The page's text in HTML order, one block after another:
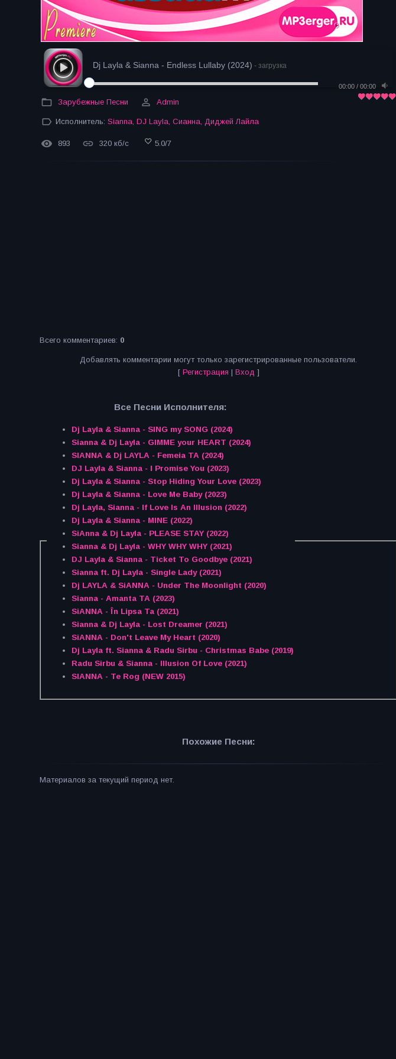
Dj Layla & Sianna - Endless Lullaby (2024) - загрузка
00:00 / 00:00
Зарубежные Песни Admin
Исполнитель: Sianna DJ Layla Сианна Диджей Лайла
893 320 кб/с 5.0/7
Всего комментариев: 0
Добавлять комментарии могут только зарегистрированные пользователи.
[ Регистрация | Вход ]
Все Песни Исполнителя:
Dj Layla & Sianna - SING my SONG (2024)
Sianna & Dj Layla - GIMME your HEART (2024)
SIANNA & Dj LAYLA - Femeia TA (2024)
DJ Layla & Sianna - I Promise You (2023)
Dj Layla & Sianna - Stop Hiding Your Love (2023)
Dj Layla & Sianna - Love Me Baby (2023)
Dj Layla, Sianna - If Love Is An Illusion (2022)
Dj Layla & Sianna - MINE (2022)
SiAnna & Dj Layla - PLEASE STAY (2022)
Sianna & Dj Layla - WHY WHY WHY (2021)
DJ Layla & Sianna - Ticket To Goodbye (2021)
Sianna ft. Dj Layla - Single Lady (2021)
Dj LAYLA & SiANNA - Under The Moonlight (2020)
Sianna - Amanta TA (2023)
SiANNA - În Lipsa Ta (2021)
Sianna & Dj Layla - Lost Dreamer (2021)
SiANNA - Don't Leave My Heart (2020)
Dj Layla ft. Sianna & Radu Sirbu - Christmas Babe (2019)
Radu Sirbu & Sianna - Illusion Of Love (2021)
SIANNA - Te Rog (NEW 2015)
Похожие Песни:
Материалов за текущий период нет.